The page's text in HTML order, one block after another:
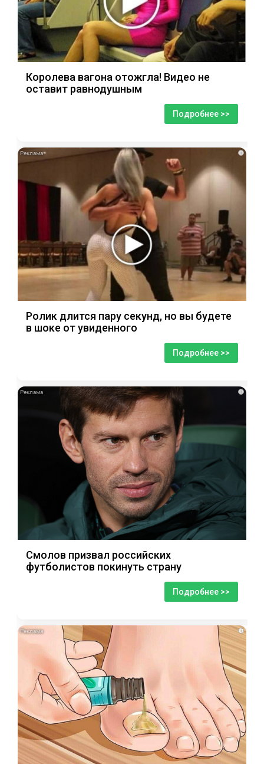
Королева вагона отожгла! Видео не
оставит равнодушным
Подробнее >>
i
Ролик длится пару секунд, но вы будете
в шоке от увиденного
Подробнее >>
i
Смолов призвал российских
футболистов покинуть страну
Подробнее >>
i